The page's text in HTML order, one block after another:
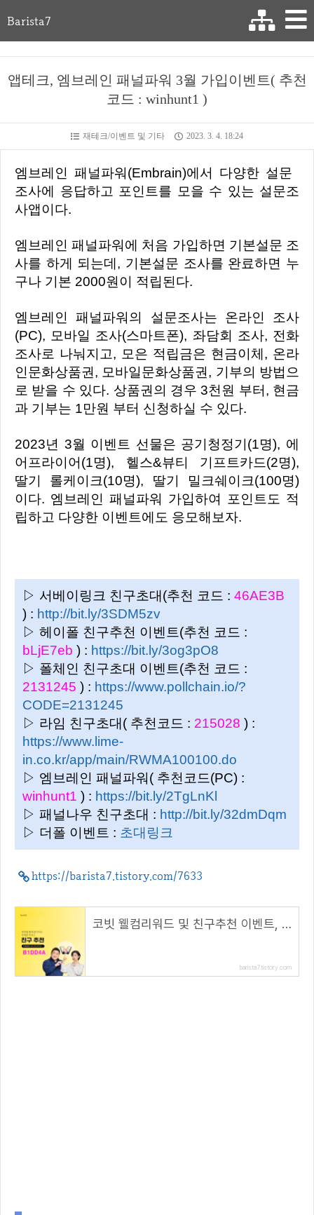
Barista7
앱테크, 엠브레인 패널파워 3월 가입이벤트( 추천
코드 : winhunt1 )
재테크/이벤트 및 기타 2023. 3. 4. 18:24
엠브레인 패널파워(Embrain)에서 다양한 설문
조사에 응답하고 포인트를 모을 수 있는 설문조
사앱이다.
엠브레인 패널파워에 처음 가입하면 기본설문 조
사를 하게 되는데, 기본설문 조사를 완료하면 누
구나 기본 2000원이 적립된다.
엠브레인 패널파워의 설문조사는 온라인 조사
(PC), 모바일 조사(스마트폰), 좌담회 조사, 전화
조사로 나눠지고, 모은 적립금은 현금이체, 온라
인문화상품권, 모바일문화상품권, 기부의 방법으
로 받을 수 있다. 상품권의 경우 3천원 부터, 현금
과 기부는 1만원 부터 신청하실 수 있다.
2023년 3월 이벤트 선물은 공기청정기(1명), 에
어프라이어(1명), 헬스&뷰티 기프트카드(2명),
딸기 롤케이크(10명), 딸기 밀크쉐이크(100명)
이다. 엠브레인 패널파워 가입하여 포인트도 적
립하고 다양한 이벤트에도 응모해보자.
▷ 서베이링크 친구초대(추천 코드 : 46AE3B
) : http://bit.ly/3SDM5zv
▷ 헤이폴 친구추천 이벤트(추천 코드 :
bLjE7eb ) : https://bit.ly/3og3pO8
▷ 폴체인 친구초대 이벤트(추천 코드 :
2131245 ) : https://www.pollchain.io/?
CODE=2131245
▷ 라임 친구초대( 추천코드 : 215028 ) :
https://www.lime-
in.co.kr/app/main/RWMA100100.do
▷ 엠브레인 패널파워( 추천코드(PC) :
winhunt1 ) : https://bit.ly/2TgLnKl
▷ 패널나우 친구초대 : http://bit.ly/32dmDqm
▷ 더폴 이벤트 : 초대링크
https://barista7.tistory.com/7633
코빗 웰컴리워드 및 친구추천 이벤트, 리워드 5000원!( 추천 코드 : B1DD4A )
barista7.tistory.com